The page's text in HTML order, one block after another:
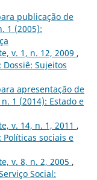
publicação de
1 (2005):
v. 1, n. 12, 2009 ,
Dossiê: Sujeitos
apresentação de
1 (2014): Estado e
v. 14, n. 1, 2011 ,
Políticas sociais e
v. 8, n. 2, 2005 ,
Social: